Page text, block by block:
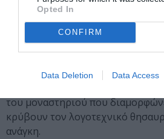
Opted In
CONFIRM
Data Deletion Data Access
παρελθόν του γίνεται για λίγο το
μοναχός που κρύβει μυστικά και
μοναστήρι του για να μας
παρακολουθήσετε το χρονικό
του μοναστηριού που
κρύβουν τον λογοτεχνικό
ανάγκη.